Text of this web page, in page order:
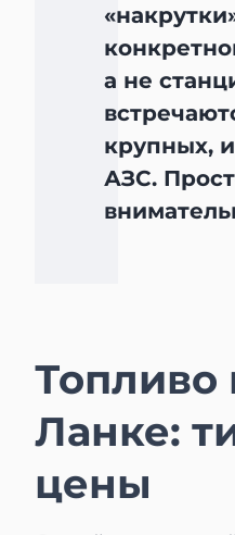
а не
крупных,
АЗС.
Ланке:
цены